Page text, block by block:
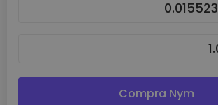
Compra Nym